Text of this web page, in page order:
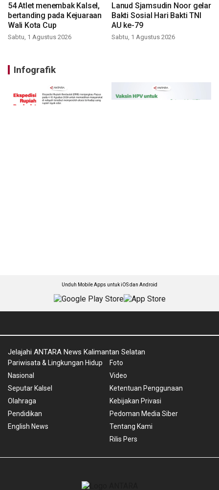
54 Atlet menembak Kalsel,
bertanding pada Kejuaraan
Wali Kota Cup
Sabtu, 1 Agustus 2026
Lanud Sjamsudin Noor gelar
Bakti Sosial Hari Bakti TNI
AU ke-79
Sabtu, 1 Agustus 2026
Infografik
Unduh Mobile Apps untuk iOS dan Android
Jelajahi ANTARA News Kalimantan Selatan
Pariwisata & Lingkungan Hidup
Nasional
Seputar Kalsel
Olahraga
Pendidikan
English News
Foto
Video
Ketentuan Penggunaan
Kebijakan Privasi
Pedoman Media Siber
Tentang Kami
Rilis Pers